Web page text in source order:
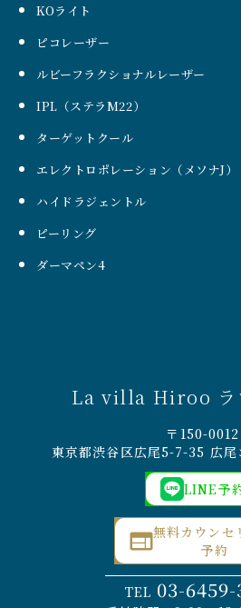
KOライト
ピコレーザー
ルビーフラクショナルレーザー
IPL（ステラM22）
ターゲットクール
エレクトロポレーション（メソナJ）
ハイドラジェントル
ピーリング
ダーマペン4
La villa Hiroo ラ
〒150-0012
東京都渋谷区広尾5-7-35 広尾
LINE予
無料カウンセ
予約
TEL 03-